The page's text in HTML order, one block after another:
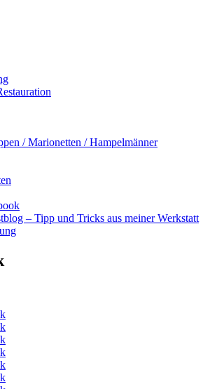
/ Marionetten / Hampelmänner
– Tipp und Tricks aus meiner Werkstatt